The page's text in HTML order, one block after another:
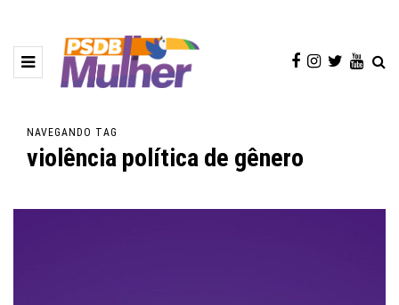
NAVEGANDO TAG
violência política de gênero